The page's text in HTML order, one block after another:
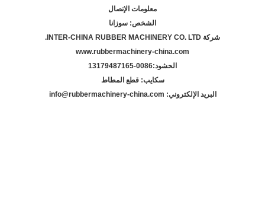
معلومات الإتصال
الشخص: سوزانا
شركة INTER-CHINA RUBBER MACHINERY CO. LTD.
www.rubbermachinery-china.com
الحشود:
0086-13179487165
سكايب: قطع المطاط
البريد الإلكتروني: info@rubbermachinery-china.com